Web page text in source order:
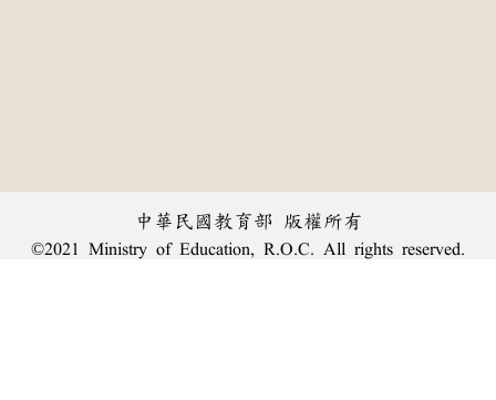
中華民國教育部 版權所有
©2021 Ministry of Education, R.O.C. All rights reserved.